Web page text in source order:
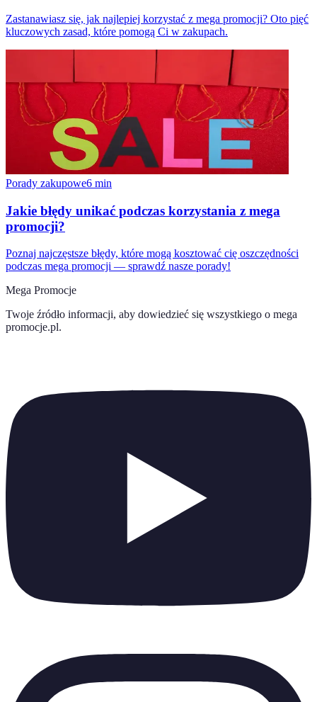
Zastanawiasz się, jak najlepiej korzystać z mega promocji? Oto pięć
kluczowych zasad, które pomogą Ci w zakupach.
Porady zakupowe6 min
Jakie błędy unikać podczas korzystania z mega
promocji?
Poznaj najczęstsze błędy, które mogą kosztować cię oszczędności
podczas mega promocji — sprawdź nasze porady!
Mega Promocje
Twoje źródło informacji, aby dowiedzieć się wszystkiego o mega
promocje.pl.